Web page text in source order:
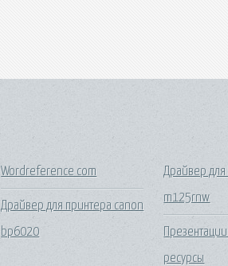
Wordreference com
Драйвер для принтера canon
bp6020
Драйвер
m125rnw
ресурсы